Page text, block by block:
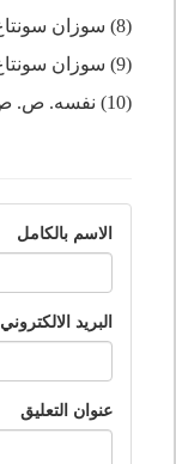
(8) سوزان سونتاغ. مرجع مذكور. ص 147.
(9) سوزان سونتاغ:المرجع السابق. ص 147.
(10) نفسه. ص. ص. 150/151.
الاسم بالكامل
البريد الالكتروني
عنوان التعليق